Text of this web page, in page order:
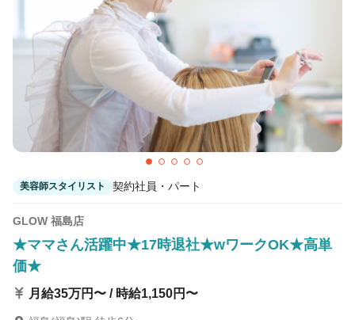
美容師スタイリスト 契約社員・パート
GLOW 福島店
★ママさん活躍中★17時退社★wワークOK★高単
価★
月給35万円〜 / 時給1,150円〜